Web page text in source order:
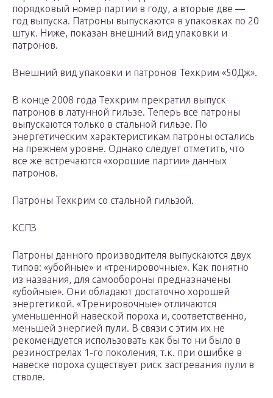
порядковый номер партии в году, а вторые две —
год выпуска. Патроны выпускаются в упаковках по 20
штук. Ниже, показан внешний вид упаковки и
патронов.
Внешний вид упаковки и патронов Техкрим «50Дж».
В конце 2008 года Техкрим прекратил выпуск
патронов в латунной гильзе. Теперь все патроны
выпускаются только в стальной гильзе. По
энергетическим характеристикам патроны остались
на прежнем уровне. Однако следует отметить, что
все же встречаются «хорошие партии» данных
патронов.
Патроны Техкрим со стальной гильзой.
КСПЗ
Патроны данного производителя выпускаются двух
типов: «убойные» и «тренировочные». Как понятно
из названия, для самообороны предназначены
«убойные». Они обладают достаточно хорошей
энергетикой. «Тренировочные» отличаются
уменьшенной навеской пороха и, соответственно,
меньшей энергией пули. В связи с этим их не
рекомендуется использовать как бы то ни было в
резинострелах 1-го поколения, т.к. при ошибке в
навеске пороха существует риск застревания пули в
стволе.